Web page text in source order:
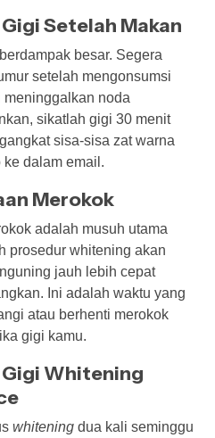
Setelah Makan
besar. Segera
setelah mengonsumsi
noda
sikatlah gigi 30 menit
sisa-sisa zat warna
dalam email.
Merokok
adalah musuh utama
prosedur whitening akan
jauh lebih cepat
Ini adalah waktu yang
atau berhenti merokok
gigi kamu.
Gigi Whitening
whitening dua kali seminggu